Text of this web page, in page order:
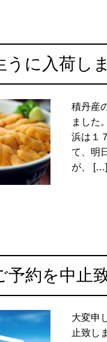
に入荷し
積丹産
ました
浜は１
て、明
が、 […]
予約を中止
大変申
止致し